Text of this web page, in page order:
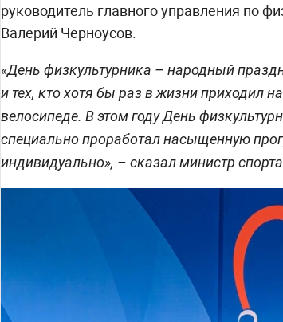
руководитель главного управления по
Валерий Черноусов.
«День физкультурника – народный
и тех, кто хотя бы раз в жизни приходил
велосипеде. В этом году День
специально проработал насыщенную
индивидуально», – сказал министр